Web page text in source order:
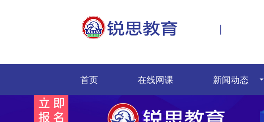
|
首页 在线网课 新闻动态